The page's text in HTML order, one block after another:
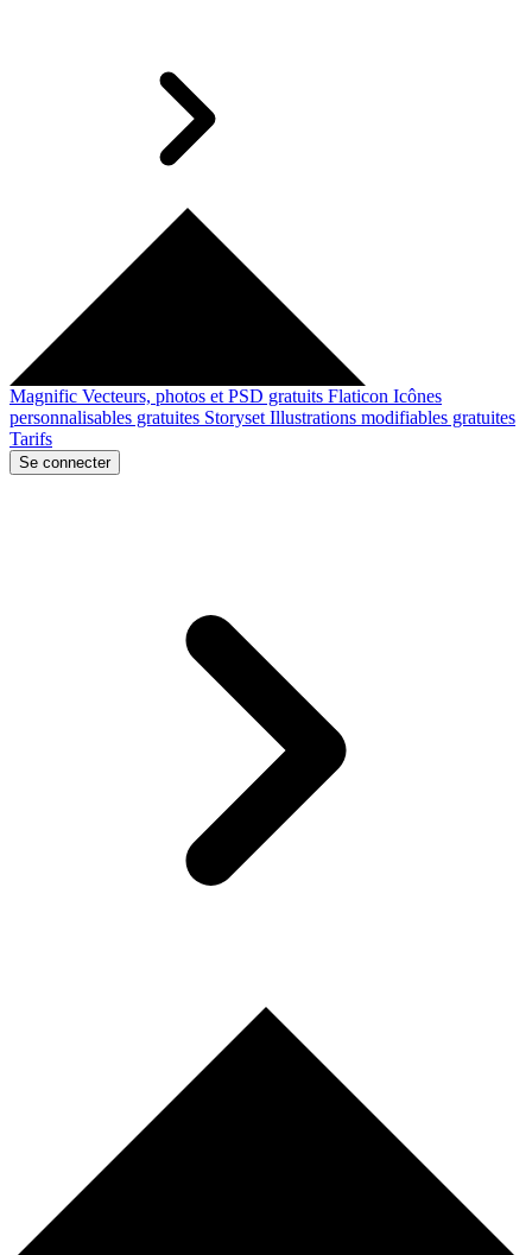
Magnific Vecteurs, photos et PSD gratuits Flaticon Icônes
personnalisables gratuites Storyset Illustrations modifiables gratuites
Tarifs
Se connecter